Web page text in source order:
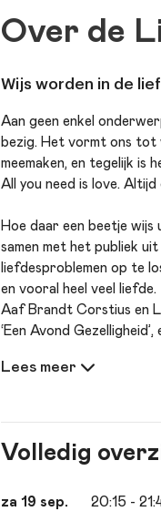
Over de
Wijs worden in de
Aan geen enkel
bezig. Het vormt ons tot
meemaken, en tegelijk is
All you need is love. Altijd
Hoe daar een beetje
samen met het publiek
liefdesproblemen op te
en vooral heel veel liefde.
Aaf Brandt Corstius en
‘Een Avond
Volledig
za 19 sep. 20:15 -